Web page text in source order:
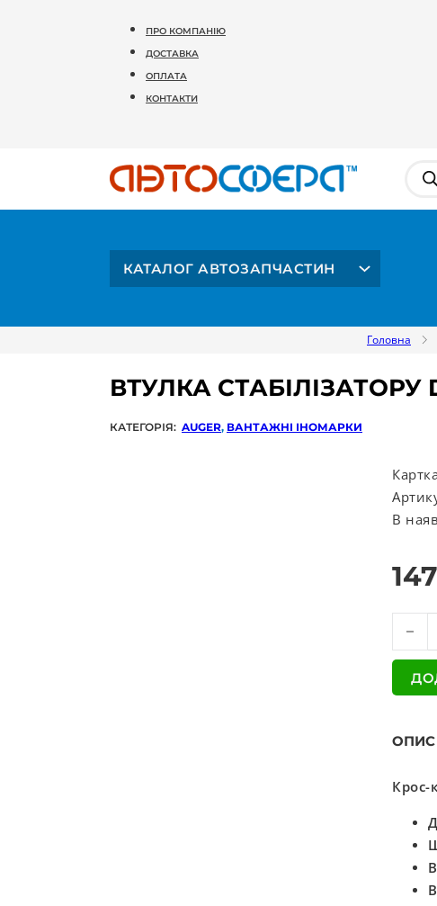
ПРО КОМПАНІЮ
ДОСТАВКА
ОПЛАТА
КОНТАКТИ
КАТАЛОГ АВТОЗАПЧАСТИН
Головна
ВТУЛКА СТАБІЛІЗАТОРУ
КАТЕГОРІЯ: AUGER, ВАНТАЖНІ ІНОМАРКИ
В
ОПИС
Крос-